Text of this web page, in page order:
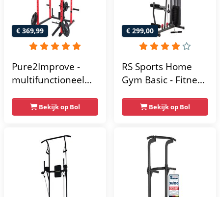
€ 369,99
Pure2Improve -
multifunctioneel
krachtstation -
home gym -
215x111x142
Bekijk op Bol
€ 299,00
RS Sports Home
Gym Basic - Fitness
Bekijk op Bol